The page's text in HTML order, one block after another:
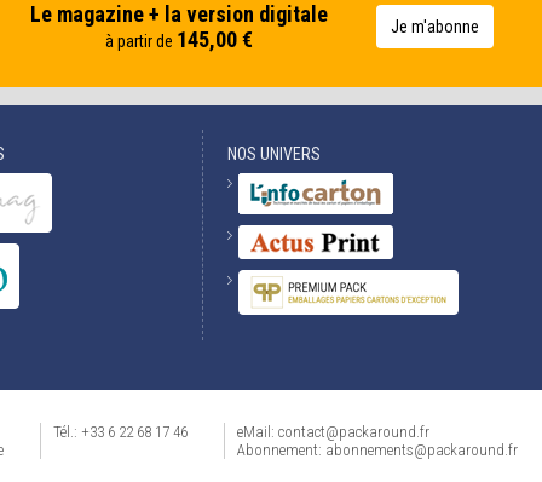
Le magazine + la version digitale
à partir de 145,00 € Je m'abonne
NOS UNIVERS
Tél.: +33 6 22 68 17 46
eMail: contact@packaround.fr
Abonnement: abonnements@packaround.fr